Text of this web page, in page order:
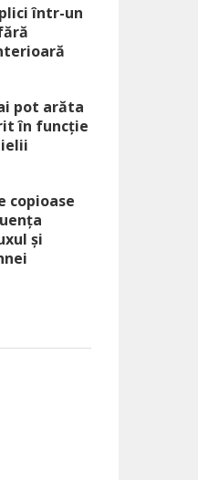
într-un
pot arăta
în funcție
copioase
și